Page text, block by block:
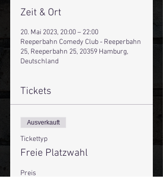
Zeit & Ort
20. Mai 2023, 20:00 – 22:00
Reeperbahn Comedy Club - Reeperbahn
25, Reeperbahn 25, 20359 Hamburg,
Deutschland
Tickets
Ausverkauft
Tickettyp
Freie Platzwahl
Preis